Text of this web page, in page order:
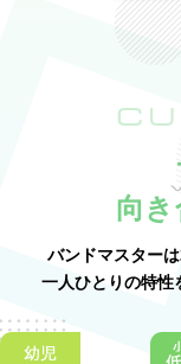
向
バンドマスター
一人ひとりの特性